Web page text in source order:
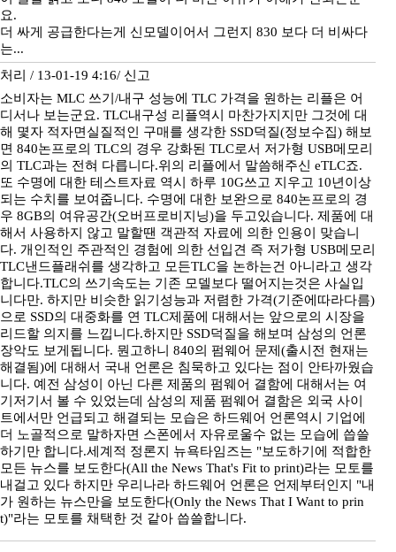
요.
더 싸게 공급한다는게 신모델이어서 그런지 830 보다 더 비싸다
는...
처리 / 13-01-19 4:16/ 신고
소비자는 MLC 쓰기/내구 성능에 TLC 가격을 원하는 리플은 어
디서나 보는군요. TLC내구성 리플역시 마찬가지지만 그것에 대
해 몇자 적자면실질적인 구매를 생각한 SSD덕질(정보수집) 해보
면 840논프로의 TLC의 경우 강화된 TLC로서 저가형 USB메모리
의 TLC과는 전혀 다릅니다.위의 리플에서 말씀해주신 eTLC죠.
또 수명에 대한 테스트자료 역시 하루 10G쓰고 지우고 10년이상
되는 수치를 보여줍니다. 수명에 대한 보완으로 840논프로의 경
우 8GB의 여유공간(오버프로비지닝)을 두고있습니다. 제품에 대
해서 사용하지 않고 말할땐 객관적 자료에 의한 인용이 맞습니
다. 개인적인 주관적인 경험에 의한 선입견 즉 저가형 USB메모리
TLC낸드플래쉬를 생각하고 모든TLC을 논하는건 아니라고 생각
합니다.TLC의 쓰기속도는 기존 모델보다 떨어지는것은 사실입
니다만. 하지만 비슷한 읽기성능과 저렴한 가격(기준에따라다름)
으로 SSD의 대중화를 연 TLC제품에 대해서는 앞으로의 시장을
리드할 의지를 느낍니다.하지만 SSD덕질을 해보며 삼성의 언론
장악도 보게됩니다. 뭔고하니 840의 펌웨어 문제(출시전 현재는
해결됨)에 대해서 국내 언론은 침묵하고 있다는 점이 안타까웠습
니다. 예전 삼성이 아닌 다른 제품의 펌웨어 결함에 대해서는 여
기저기서 볼 수 있었는데 삼성의 제품 펌웨어 결함은 외국 사이
트에서만 언급되고 해결되는 모습은 하드웨어 언론역시 기업에
더 노골적으로 말하자면 스폰에서 자유로울수 없는 모습에 씁쓸
하기만 합니다.세계적 정론지 뉴욕타임즈는 "보도하기에 적합한
모든 뉴스를 보도한다(All the News That's Fit to print)라는 모토를
내걸고 있다 하지만 우리나라 하드웨어 언론은 언제부터인지 "내
가 원하는 뉴스만을 보도한다(Only the News That I Want to prin
t)"라는 모토를 채택한 것 같아 씁쓸합니다.